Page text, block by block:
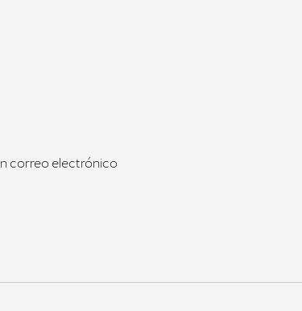
correo electrónico